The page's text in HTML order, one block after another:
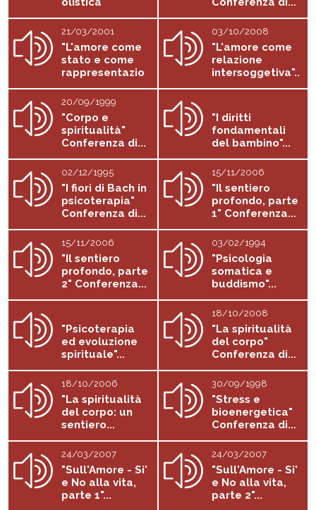
Conferenza di...
21/03/2001
"L'amore come
stato e come
rappresentazio
ne"...
03/10/2008
"L'amore come
relazione
intersoggetiva"..
.
20/09/1999
"Corpo e
spiritualità"
Conferenza di...
"I diritti
fondamentali
del bambino"...
02/12/1995
"I fiori di Bach in
psicoterapia"
Conferenza di...
15/11/2006
"Il sentiero
profondo, parte
1" Conferenza...
15/11/2006
"Il sentiero
profondo, parte
2" Conferenza...
03/02/1994
"Psicologia
somatica e
buddismo"...
"Psicoterapia
ed evoluzione
spirituale"...
18/10/2008
"La spiritualità
del corpo"
Conferenza di...
18/10/2006
"La spiritualità
del corpo: un
sentiero...
30/09/1998
"Stress e
bioenergetica"
Conferenza di...
24/03/2007
"Sull'Amore - Si'
e No alla vita,
parte 1"...
24/03/2007
"Sull'Amore - Si'
e No alla vita,
parte 2"...